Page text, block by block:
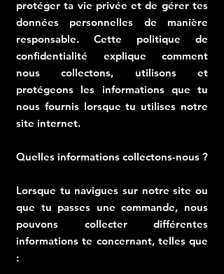
protéger ta vie privée et de gérer tes
données personnelles de manière
responsable. Cette politique de
confidentialité explique comment
nous collectons, utilisons et
protégeons les informations que tu
nous fournis lorsque tu utilises notre
site internet.
Quelles informations collectons-nous ?
Lorsque tu navigues sur notre site ou
que tu passes une commande, nous
pouvons collecter différentes
informations te concernant, telles que
: